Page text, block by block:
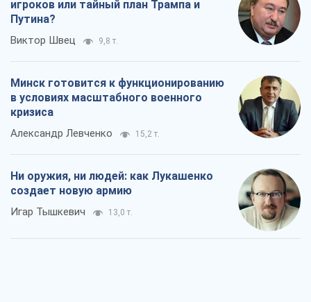
игроков или тайный план Трампа и
Путина?
Виктор Швец 9,8 т.
Минск готовится к функционированию
в условиях масштабного военного
кризиса
Александр Левченко 15,2 т.
Ни оружия, ни людей: как Лукашенко
создает новую армию
Игар Тышкевич 13,0 т.